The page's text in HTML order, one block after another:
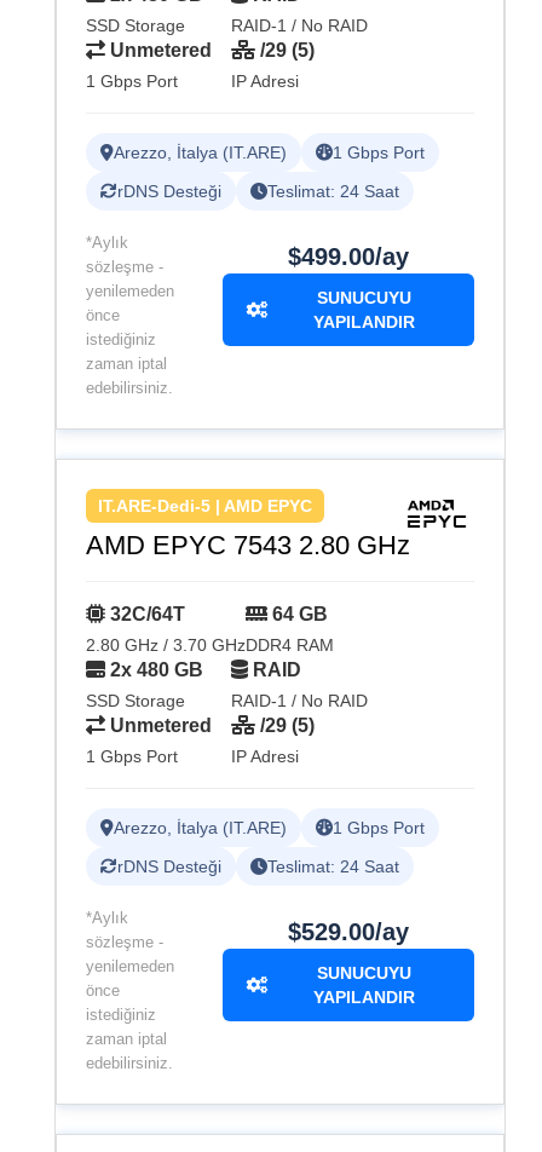
SSD Storage RAID-1 / No RAID
Unmetered
1 Gbps Port
/29 (5)
IP Adresi
Arezzo, İtalya (IT.ARE)
1 Gbps Port
rDNS Desteği
Teslimat: 24 Saat
*Aylık
sözleşme -
yenilemeden
önce
istediğiniz
zaman iptal
edebilirsiniz.
$499.00/ay
SUNUCUYU
YAPILANDIR
IT.ARE-Dedi-5 | AMD EPYC
AMD EPYC 7543 2.80 GHz
32C/64T
2.80 GHz / 3.70 GHz
64 GB
DDR4 RAM
2x 480 GB
SSD Storage
RAID
RAID-1 / No RAID
Unmetered
1 Gbps Port
/29 (5)
IP Adresi
Arezzo, İtalya (IT.ARE)
1 Gbps Port
rDNS Desteği
Teslimat: 24 Saat
*Aylık
sözleşme -
yenilemeden
önce
istediğiniz
zaman iptal
edebilirsiniz.
$529.00/ay
SUNUCUYU
YAPILANDIR